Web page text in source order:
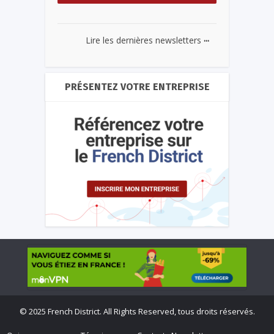
Lire les dernières newsletters ...
PRÉSENTEZ VOTRE ENTREPRISE
© 2025 French District. All Rights Reserved, tous droits réservés.